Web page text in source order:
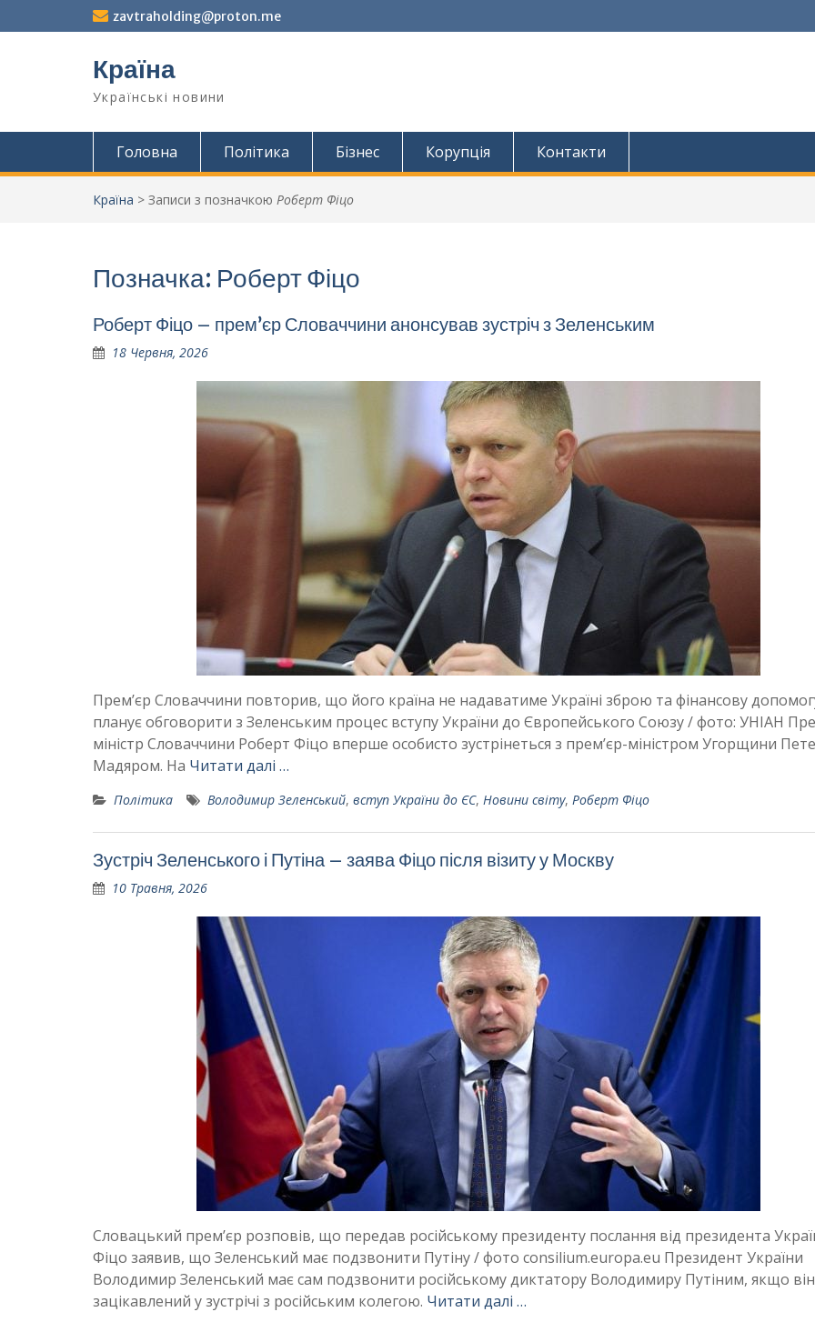
до
zavtraholding@proton.me
Країна
Українські новини
Головна Політика Бізнес Корупція Контакти
Країна > Записи з позначкою Роберт Фіцо
Позначка: Роберт Фіцо
Роберт Фіцо – прем’єр Словаччини анонсував зустріч з Зеленським
18 Червня, 2026
Прем’єр Словаччини повторив, що його країна не надаватиме Україні зброю та фінансову
планує обговорити з Зеленським процес вступу України до Європейського Союзу / фото: УНІАН
міністр Словаччини Роберт Фіцо вперше особисто зустрінеться з прем’єр-міністром Угорщини
Мадяром. На Читати далі …
Політика Володимир Зеленський, вступ України до ЄС, Новини світу, Роберт Фіцо
Зустріч Зеленського і Путіна – заява Фіцо після візиту у Москву
10 Травня, 2026
Словацький прем’єр розповів, що передав російському президенту послання від президента
Фіцо заявив, що Зеленський має подзвонити Путіну / фото consilium.europa.eu Президент України
Володимир Зеленський має сам подзвонити російському диктатору Володимиру Путіним, якщо він
зацікавлений у зустрічі з російським колегою. Читати далі …